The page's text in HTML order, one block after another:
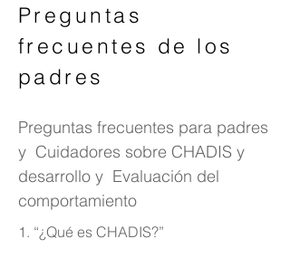
Preguntas
frecuentes de los
padres
Preguntas frecuentes para padres
y Cuidadores sobre CHADIS y
desarrollo y Evaluación del
comportamiento
1. “¿Qué es CHADIS?”